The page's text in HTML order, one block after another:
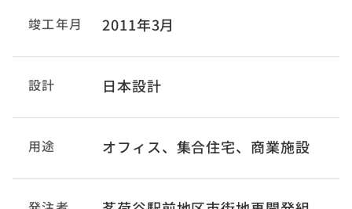
竣工年月 2011年3月
設計 日本設計
用途 オフィス、集合住宅、商業施設